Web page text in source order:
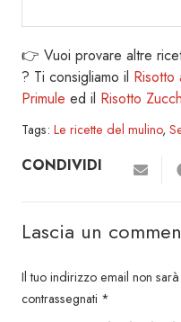
👉 Vuoi provare altre
? Ti consigliamo il Risotto
Primule ed il Risotto
Tags: Le ricette del mulino,
CONDIVIDI
Lascia un
Il tuo indirizzo email non
contrassegnati *